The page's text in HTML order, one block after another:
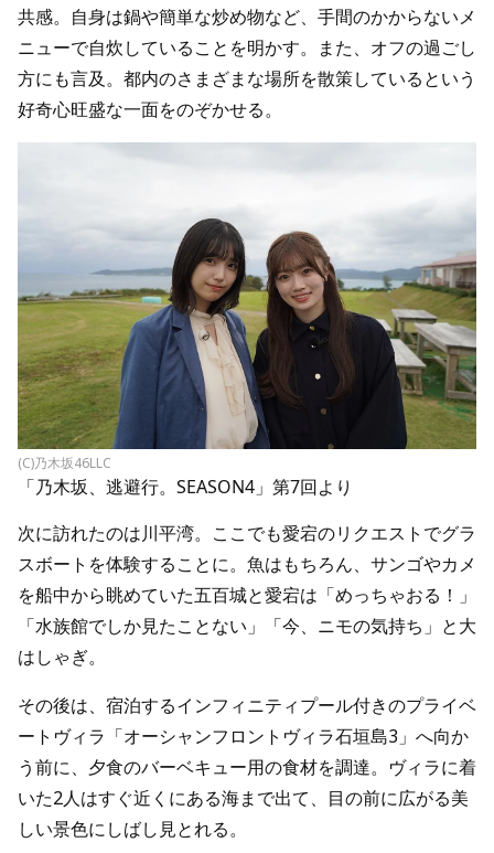
共感。自身は鍋や簡単な炒め物など、手間のかからないメ
ニューで自炊していることを明かす。また、オフの過ごし
方にも言及。都内のさまざまな場所を散策しているという
好奇心旺盛な一面をのぞかせる。
(C)乃木坂46LLC
「乃木坂、逃避行。SEASON4」第7回より
次に訪れたのは川平湾。ここでも愛宕のリクエストでグラ
スボートを体験することに。魚はもちろん、サンゴやカメ
を船中から眺めていた五百城と愛宕は「めっちゃおる！」
「水族館でしか見たことない」「今、ニモの気持ち」と大
はしゃぎ。
その後は、宿泊するインフィニティプール付きのプライベ
ートヴィラ「オーシャンフロントヴィラ石垣島3」へ向か
う前に、夕食のバーベキュー用の食材を調達。ヴィラに着
いた2人はすぐ近くにある海まで出て、目の前に広がる美
しい景色にしばし見とれる。